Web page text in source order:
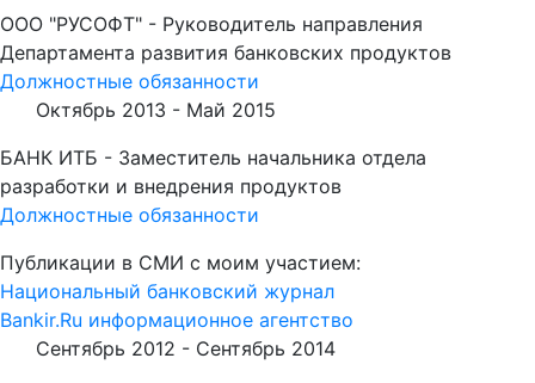
ООО "РУСОФТ" - Руководитель направления
Департамента развития банковских продуктов
Должностные обязанности
Октябрь 2013 - Май 2015
БАНК ИТБ - Заместитель начальника отдела
разработки и внедрения продуктов
Должностные обязанности
Публикации в СМИ с моим участием:
Национальный банковский журнал
Bankir.Ru информационное агентство
Сентябрь 2012 - Сентябрь 2014